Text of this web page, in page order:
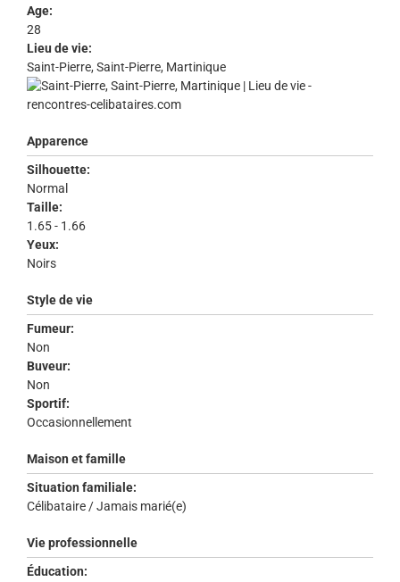
Age:
28
Lieu de vie:
Saint-Pierre, Saint-Pierre, Martinique
Apparence
Silhouette:
Normal
Taille:
1.65 - 1.66
Yeux:
Noirs
Style de vie
Fumeur:
Non
Buveur:
Non
Sportif:
Occasionnellement
Maison et famille
Situation familiale:
Célibataire / Jamais marié(e)
Vie professionnelle
Éducation: